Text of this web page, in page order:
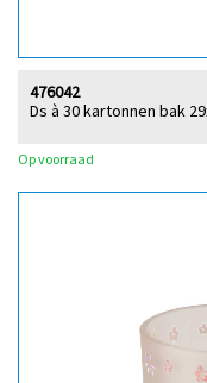
Ds à 30 kartonnen bak
476042
Op voorraad